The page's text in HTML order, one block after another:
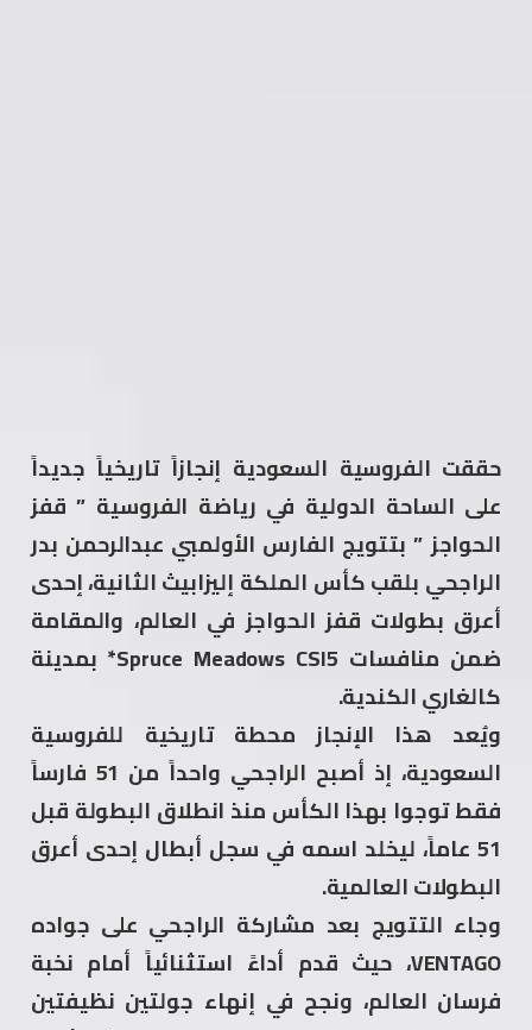
حققت الفروسية السعودية إنجازاً تاريخياً جديداً
على الساحة الدولية في رياضة الفروسية ” قفز
الحواجز ” بتتويج الفارس الأولمبي عبدالرحمن بدر
الراجحي بلقب كأس الملكة إليزابيث الثانية، إحدى
أعرق بطولات قفز الحواجز في العالم، والمقامة
ضمن منافسات Spruce Meadows CSI5* بمدينة
كالغاري الكندية.
ويُعد هذا الإنجاز محطة تاريخية للفروسية
السعودية، إذ أصبح الراجحي واحداً من 51 فارساً
فقط توجوا بهذا الكأس منذ انطلاق البطولة قبل
51 عاماً، ليخلد اسمه في سجل أبطال إحدى أعرق
البطولات العالمية.
وجاء التتويج بعد مشاركة الراجحي على جواده
VENTAGO، حيث قدم أداءً استثنائياً أمام نخبة
فرسان العالم، ونجح في إنهاء جولتين نظيفتين